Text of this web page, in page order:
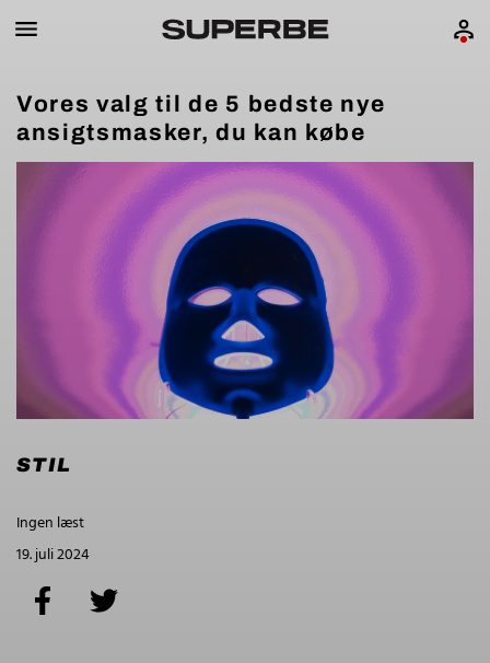
Vores valg til de 5 bedste nye
ansigtsmasker, du kan købe
STIL
Ingen læst
19. juli 2024